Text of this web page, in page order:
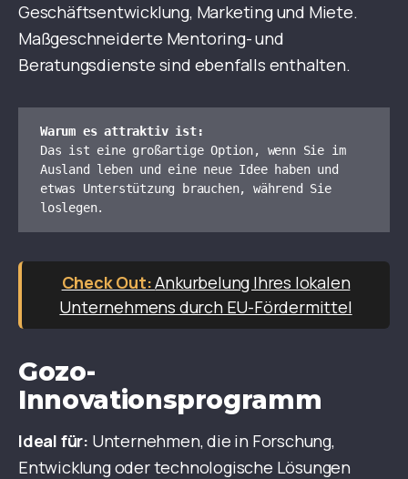
Geschäftsentwicklung, Marketing und Miete.
Maßgeschneiderte Mentoring- und
Beratungsdienste sind ebenfalls enthalten.
Warum es attraktiv ist:
Das ist eine großartige Option, wenn Sie im
Ausland leben und eine neue Idee haben und
etwas Unterstützung brauchen, während Sie
loslegen.
Ankurbelung Ihres lokalen
Unternehmens durch EU-Fördermittel
Gozo-
Innovationsprogramm
Ideal für: Unternehmen, die in Forschung,
Entwicklung oder technologische Lösungen